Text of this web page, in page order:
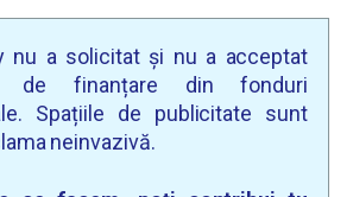
nu a solicitat și nu a acceptat
de finanțare din fonduri
Spațiile de publicitate sunt
neinvazivă.